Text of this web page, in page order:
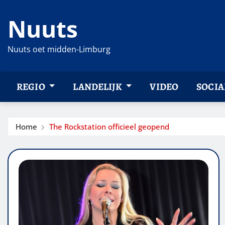
naar
inhoud
Nuuts
Nuuts oet midden-Limburg
REGIO LANDELIJK VIDEO
Home The Rockstation officieel geopend